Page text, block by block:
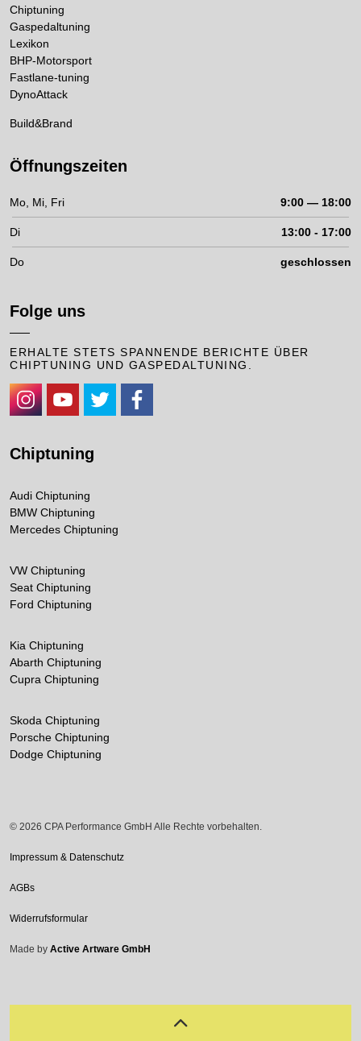
Chiptuning
Gaspedaltuning
Lexikon
BHP-Motorsport
Fastlane-tuning
DynoAttack
Build&Brand
Öffnungszeiten
Mo, Mi, Fri 9:00 — 18:00
Di 13:00 - 17:00
Do geschlossen
Folge uns
ERHALTE STETS SPANNENDE BERICHTE ÜBER
CHIPTUNING UND GASPEDALTUNING.
Chiptuning
Audi Chiptuning
BMW Chiptuning
Mercedes Chiptuning
VW Chiptuning
Seat Chiptuning
Ford Chiptuning
Kia Chiptuning
Abarth Chiptuning
Cupra Chiptuning
Skoda Chiptuning
Porsche Chiptuning
Dodge Chiptuning
© 2026 CPA Performance GmbH Alle Rechte vorbehalten.
Impressum & Datenschutz
AGBs
Widerrufsformular
Made by Active Artware GmbH